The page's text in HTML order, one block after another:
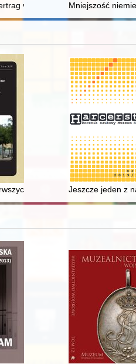
von 1991 und Polens Weg in
Mniejszość
in the diaryT. 19, nr 5(80) (2022)
Ewagriusza Scholastyka -
dekadach istnienia :
Jeszcze jeden z